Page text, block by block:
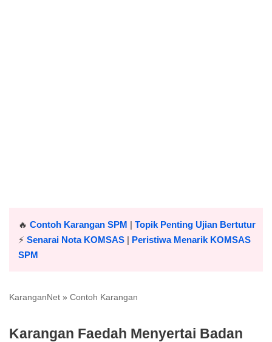
🔥 Contoh Karangan SPM | Topik Penting Ujian Bertutur
⚡️ Senarai Nota KOMSAS | Peristiwa Menarik KOMSAS
SPM
KaranganNet » Contoh Karangan
Karangan Faedah Menyertai Badan